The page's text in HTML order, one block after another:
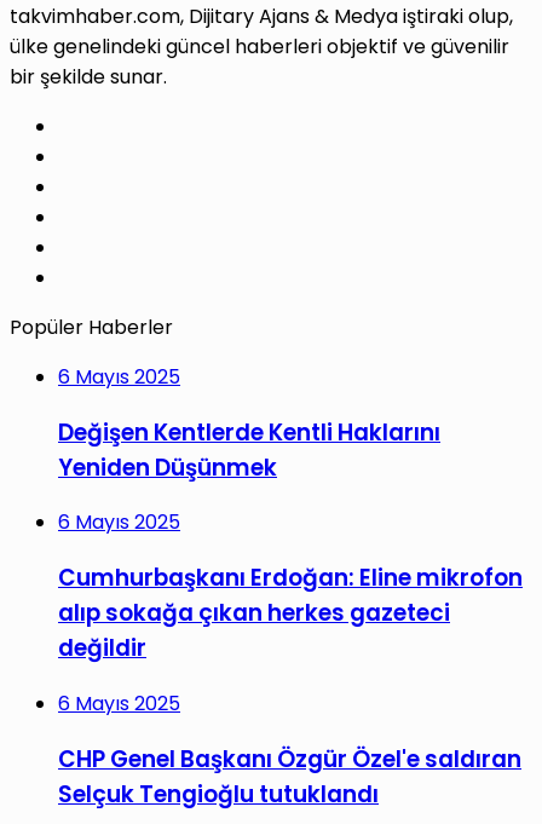
takvimhaber.com, Dijitary Ajans & Medya iştiraki olup,
ülke genelindeki güncel haberleri objektif ve güvenilir
bir şekilde sunar.
Popüler Haberler
6 Mayıs 2025
Değişen Kentlerde Kentli Haklarını
Yeniden Düşünmek
6 Mayıs 2025
Cumhurbaşkanı Erdoğan: Eline mikrofon
alıp sokağa çıkan herkes gazeteci
değildir
6 Mayıs 2025
CHP Genel Başkanı Özgür Özel'e saldıran
Selçuk Tengioğlu tutuklandı